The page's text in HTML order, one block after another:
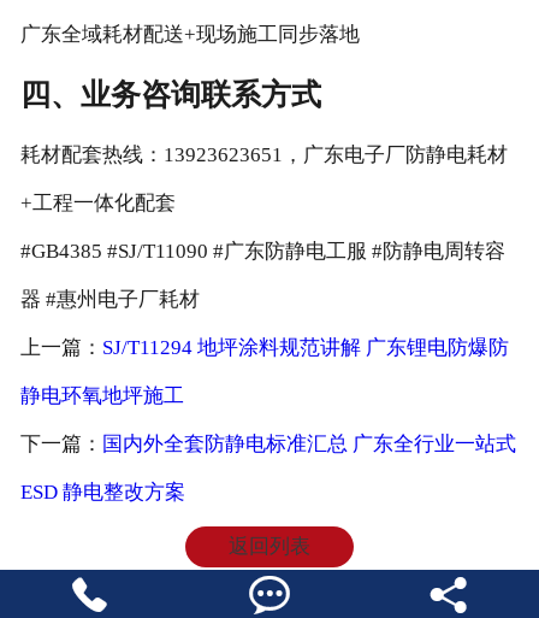
广东全域耗材配送+现场施工同步落地
四、业务咨询联系方式
耗材配套热线：13923623651，广东电子厂防静电耗材
+工程一体化配套
#GB4385 #SJ/T11090 #广东防静电工服 #防静电周转容
器 #惠州电子厂耗材
上一篇： SJ/T11294 地坪涂料规范讲解 广东锂电防爆防
静电环氧地坪施工
下一篇： 国内外全套防静电标准汇总 广东全行业一站式
ESD 静电整改方案
返回列表
  